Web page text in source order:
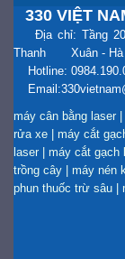
330 VIỆT
Địa chỉ: Tầng 20
Thanh Xuân - Hà
Hotline:
máy cân bằng laser |
rửa xe | máy cắt
laser | máy cắt gạch
trồng cây | máy nén
phun thuốc trừ sâu |